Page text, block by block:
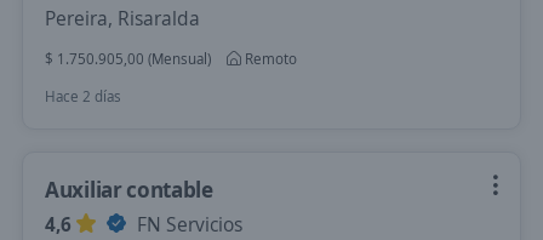
Pereira, Risaralda
$ 1.750.905,00 (Mensual)
Remoto
Hace 2 días
Auxiliar contable
4,6
FN Servicios